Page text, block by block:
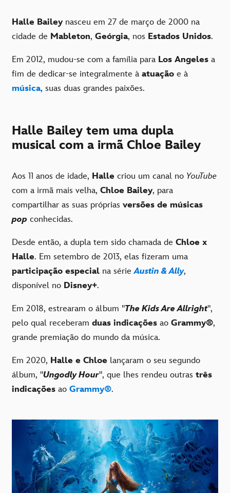
Halle Bailey nasceu em 27 de março de 2000 na
cidade de Mableton, Geórgia, nos Estados Unidos.
Em 2012, mudou-se com a família para Los Angeles a
fim de dedicar-se integralmente à atuação e à
música, suas duas grandes paixões.
Halle Bailey tem uma dupla
musical com a irmã Chloe Bailey
Aos 11 anos de idade, Halle criou um canal no YouTube
com a irmã mais velha, Chloe Bailey, para
compartilhar as suas próprias versões de músicas
pop conhecidas.
Desde então, a dupla tem sido chamada de Chloe x
Halle. Em setembro de 2013, elas fizeram uma
participação especial na sérieAustin & Ally,
disponível no Disney+.
Em 2018, estrearam o álbum "The Kids Are Allright",
pelo qual receberam duas indicações ao Grammy®,
grande premiação do mundo da música.
Em 2020, Halle e Chloe lançaram o seu segundo
álbum, "Ungodly Hour", que lhes rendeu outras três
indicações ao Grammy®.